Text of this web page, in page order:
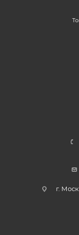
г.